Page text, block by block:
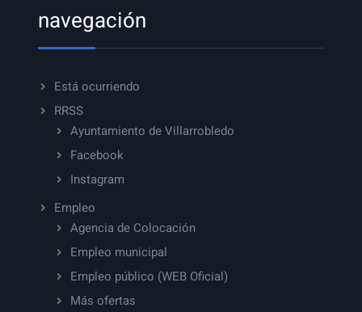
navegación
Está ocurriendo
RRSS
Ayuntamiento de Villarrobledo
Facebook
Instagram
Empleo
Agencia de Colocación
Empleo municipal
Empleo público (WEB Oficial)
Más ofertas